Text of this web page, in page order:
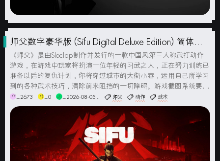
师父数字豪华版 (Sifu Digital Deluxe Edition) 简体中
文版
《师父》是由Sloclap制作并发行的一款中国风第三人称武打动作
游戏，在游戏中玩家将扮演一位年轻的习武之人，正在努力训练已
准备以后的复仇计划，你将穿过城市的大街小巷，运用自己所学习
到的各种武术技巧，清除前来阻挡的一切障碍。游戏截图系统要求
最低配置:操作系统: Windows 10 或更高版本（64位）处理器: AM
D FX-4350 or Intel Cor...
_2673 _0 _2026-08-05... 师父 动作 武术